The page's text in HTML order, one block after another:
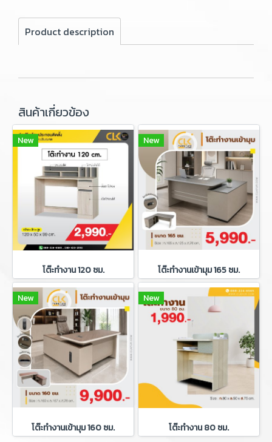
Product description
สินค้าเกี่ยวข้อง
New
โต๊ะทำงาน 120 ซม.
New
โต๊ะทำงานเข้ามุม 165 ซม.
New
โต๊ะทำงานเข้ามุม 160 ซม.
New
โต๊ะทำงาน 80 ซม.